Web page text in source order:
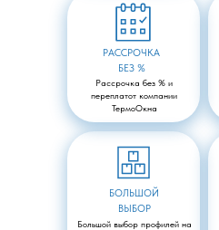
БОЛЬШОЙ
ВЫБОР
Большой выбор профилей на
РАССРОЧКА
БЕЗ %
Рассрочка без % и
переплатот компании
ТермоОкна